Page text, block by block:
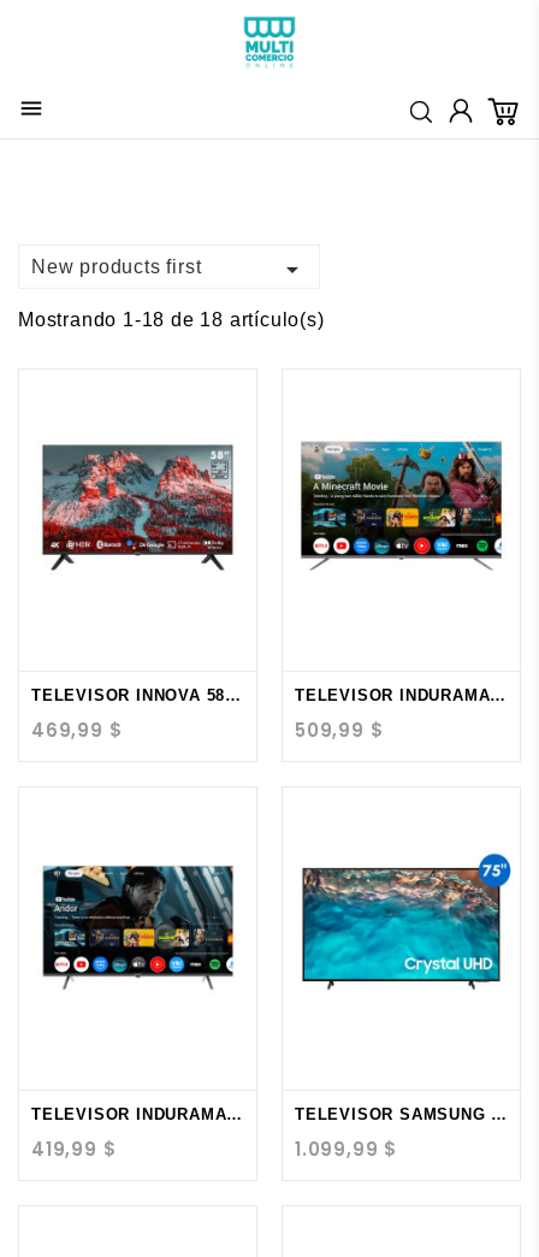

New products first 
Mostrando 1-18 de 18 artículo(s)
TELEVISOR INNOVA 58"...
469,99 $
TELEVISOR INDURAMA 58"...
509,99 $
TELEVISOR INDURAMA 50"...
419,99 $
TELEVISOR SAMSUNG 75"...
1.099,99 $